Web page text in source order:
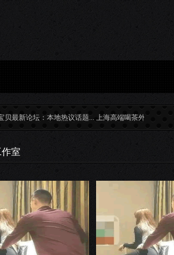
论坛：本地热议话题... 上海高端喝茶外卖顶级茶源品质
作室